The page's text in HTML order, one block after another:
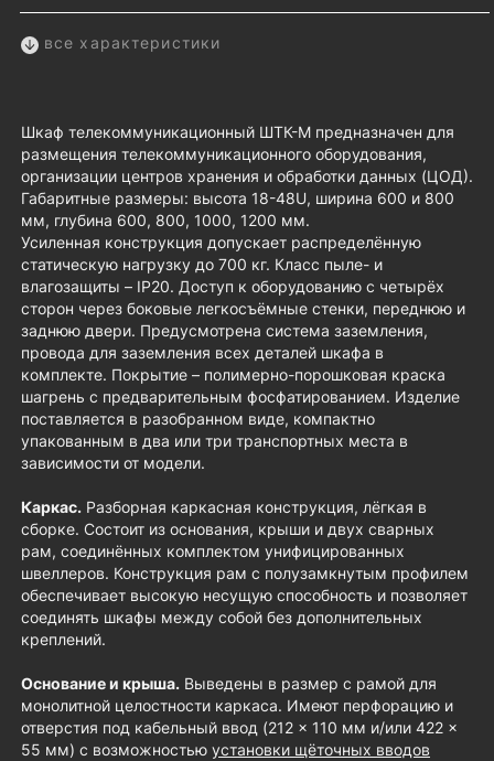
все характеристики
Шкаф телекоммуникационный ШТК-М предназначен для
размещения телекоммуникационного оборудования,
организации центров хранения и обработки данных (ЦОД).
Габаритные размеры: высота 18-48U, ширина 600 и 800
мм, глубина 600, 800, 1000, 1200 мм.
Усиленная конструкция допускает распределённую
статическую нагрузку до 700 кг. Класс пыле- и
влагозащиты – IP20. Доступ к оборудованию с четырёх
сторон через боковые легкосъёмные стенки, переднюю и
заднюю двери. Предусмотрена система заземления,
провода для заземления всех деталей шкафа в
комплекте. Покрытие – полимерно-порошковая краска
шагрень с предварительным фосфатированием. Изделие
поставляется в разобранном виде, компактно
упакованным в два или три транспортных места в
зависимости от модели.
Каркас. Разборная каркасная конструкция, лёгкая в
сборке. Состоит из основания, крыши и двух сварных
рам, соединённых комплектом унифицированных
швеллеров. Конструкция рам с полузамкнутым профилем
обеспечивает высокую несущую способность и позволяет
соединять шкафы между собой без дополнительных
креплений.
Основание и крыша. Выведены в размер с рамой для
монолитной целостности каркаса. Имеют перфорацию и
отверстия под кабельный ввод (212 × 110 мм и/или 422 ×
55 мм) с возможностью установки щёточных вводов